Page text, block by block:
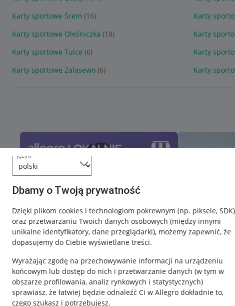
język
Dbamy o Twoją prywatność
Dzięki plikom cookies i technologiom pokrewnym (np. piksele, SDK)
oraz przetwarzaniu Twoich danych osobowych (między innymi
unikalne identyfikatory, dane przeglądarki), możemy zapewnić, że
dopasujemy do Ciebie wyświetlane treści.
Wyrażając zgodę na przechowywanie informacji na urządzeniu
końcowym lub dostęp do nich i przetwarzanie danych (w tym w
obszarze profilowania, analiz rynkowych i statystycznych)
sprawiasz, że łatwiej będzie odnaleźć Ci w Allegro dokładnie to,
czego szukasz i potrzebujesz.
Karty sportowe Śrem (16) Karty
Karty sportowe Oleśniczka (18) Karty
Karty sportowe Tulce (6) Karty
Karty sportowe Zalasewo (6) Karty